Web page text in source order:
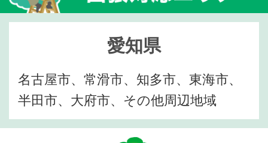
愛知県
名古屋市、常滑市、知多市、東海市、
半田市、大府市、その他周辺地域